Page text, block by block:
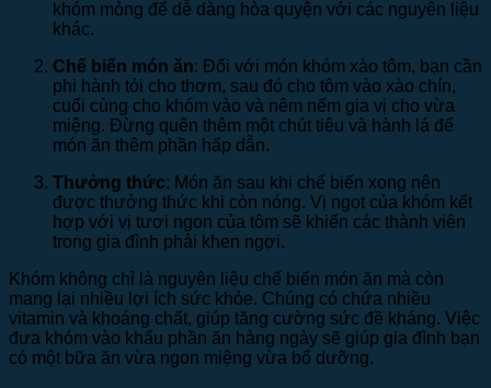
khóm mỏng để dễ dàng hòa quyện với các nguyên liệu
khác.
Chế biến món ăn: Đối với món khóm xào tôm, bạn cần
phi hành tỏi cho thơm, sau đó cho tôm vào xào chín,
cuối cùng cho khóm vào và nêm nếm gia vị cho vừa
miệng. Đừng quên thêm một chút tiêu và hành lá để
món ăn thêm phần hấp dẫn.
Thưởng thức: Món ăn sau khi chế biến xong nên
được thưởng thức khi còn nóng. Vị ngọt của khóm kết
hợp với vị tươi ngon của tôm sẽ khiến các thành viên
trong gia đình phải khen ngợi.
Khóm không chỉ là nguyên liệu chế biến món ăn mà còn
mang lại nhiều lợi ích sức khỏe. Chúng có chứa nhiều
vitamin và khoáng chất, giúp tăng cường sức đề kháng. Việc
đưa khóm vào khẩu phần ăn hàng ngày sẽ giúp gia đình bạn
có một bữa ăn vừa ngon miệng vừa bổ dưỡng.